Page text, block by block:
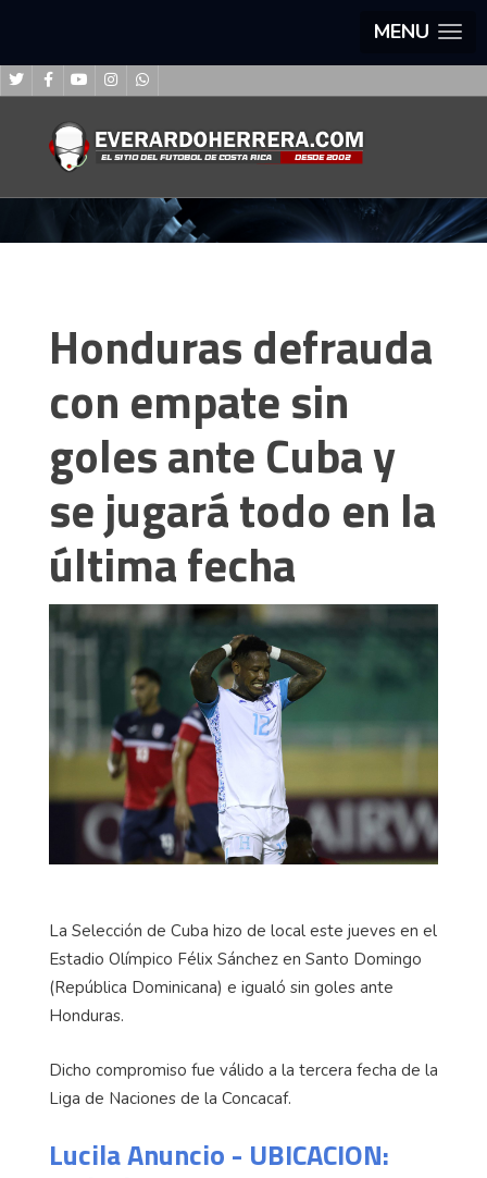
MENU
Honduras defrauda
con empate sin
goles ante Cuba y
se jugará todo en la
última fecha
La Selección de Cuba hizo de local este jueves en el
Estadio Olímpico Félix Sánchez en Santo Domingo
(República Dominicana) e igualó sin goles ante
Honduras.
Dicho compromiso fue válido a la tercera fecha de la
Liga de Naciones de la Concacaf.
Lucila Anuncio - UBICACION: